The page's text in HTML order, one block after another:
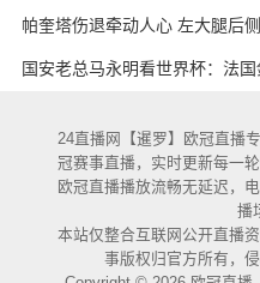
胁
帕奎塔伤退牵动人心 左大腿后
藏隐忧
国安老总马永明看世界杯：法
24直播网【暹罗】欧冠直播
冠赛事直播，实时更新每一
欧冠直播播放流畅无延迟，
播
本站仅整合互联网公开直播
事版权归官方所有，